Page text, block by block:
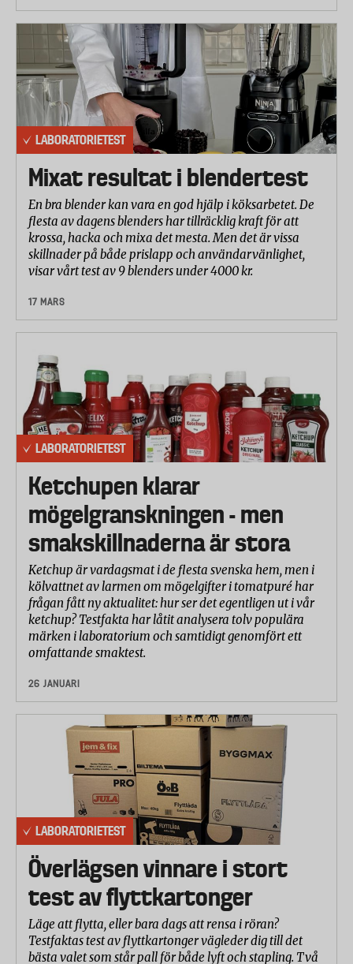
LABORATORIETEST
Mixat resultat i blendertest
En bra blender kan vara en god hjälp i köksarbetet. De
flesta av dagens blenders har tillräcklig kraft för att
krossa, hacka och mixa det mesta. Men det är vissa
skillnader på både prislapp och användarvänlighet,
visar vårt test av 9 blenders under 4000 kr.
17 MARS
LABORATORIETEST
Ketchupen klarar
mögelgranskningen - men
smakskillnaderna är stora
Ketchup är vardagsmat i de flesta svenska hem, men i
kölvattnet av larmen om mögelgifter i tomatpuré har
frågan fått ny aktualitet: hur ser det egentligen ut i vår
ketchup? Testfakta har låtit analysera tolv populära
märken i laboratorium och samtidigt genomfört ett
omfattande smaktest.
26 JANUARI
LABORATORIETEST
Överlägsen vinnare i stort
test av flyttkartonger
Läge att flytta, eller bara dags att rensa i röran?
Testfaktas test av flyttkartonger vägleder dig till det
bästa valet som står pall för både lyft och stapling. Två